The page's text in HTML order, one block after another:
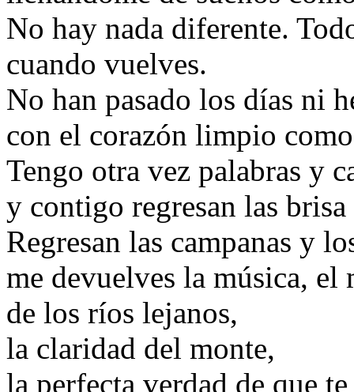
No hay nada diferente.
cuando vuelves.
No han pasado los días ni
con el corazón limpio
Tengo otra vez palabras y
y contigo regresan las
Regresan las campanas y
me devuelves la música, el
de los ríos lejanos,
la claridad del monte,
la perfecta verdad de que